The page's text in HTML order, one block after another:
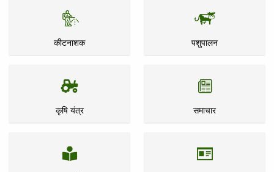
कीटनाशक पशुपालन
कृषि यंत्र समाचार